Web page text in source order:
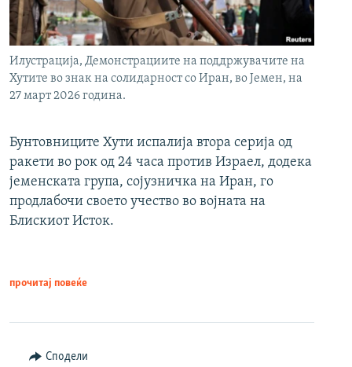
Илустрација, Демонстрациите на поддржувачите на
Хутите во знак на солидарност со Иран, во Јемен, на
27 март 2026 година.
Бунтовниците Хути испалија втора серија од
ракети во рок од 24 часа против Израел, додека
јеменската група, сојузничка на Иран, го
продлабочи своето учество во војната на
Блискиот Исток.
прочитај повеќе
Сподели